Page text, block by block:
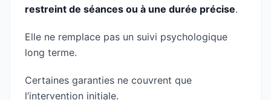
restreint de séances ou à une durée précise.
Elle ne remplace pas un suivi psychologique
long terme.
Certaines garanties ne couvrent que
l’intervention initiale.